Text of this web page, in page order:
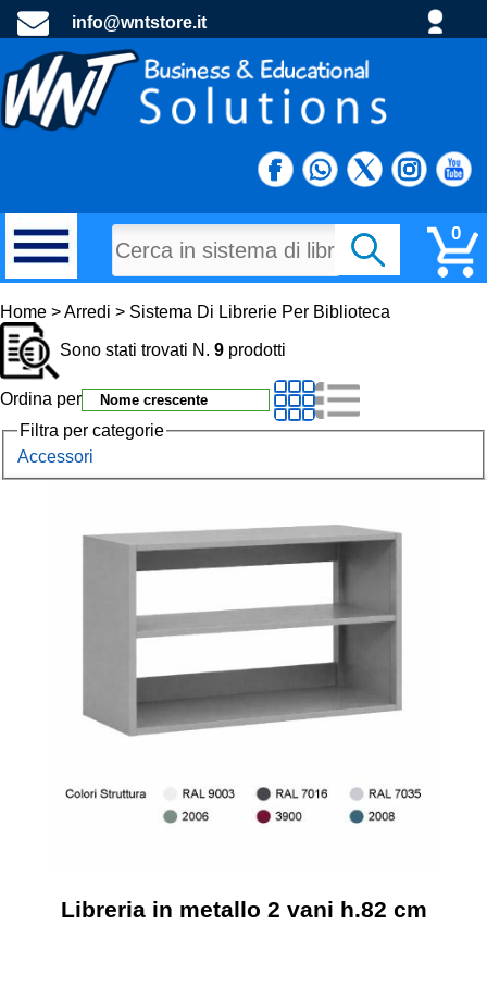
info@wntstore.it
0
MATERIALI DI CONSUMO
PROGETTI E MATERIALE PROMOZIONALE
TECNOLOGIA E DIDATTTICA
INFORMATICA
ARREDI
SITI WEB
Home > Arredi > Sistema Di Librerie Per Biblioteca
Sono stati trovati N. 9 prodotti
Ordina per
Filtra per categorie
Accessori
Libreria in metallo 2 vani h.82 cm